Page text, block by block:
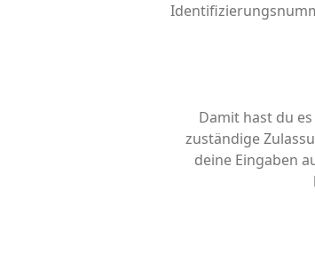
Damit hast du
zuständige
deine Eingaben